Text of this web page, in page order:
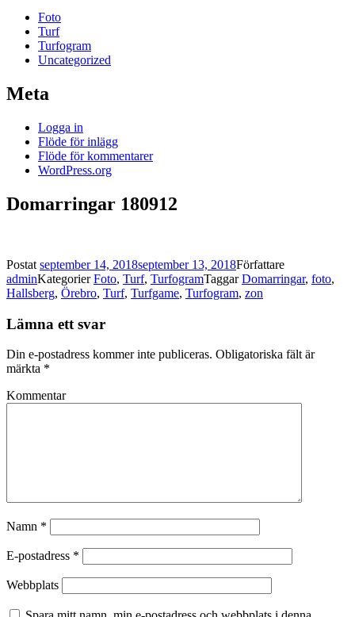
Foto
Turf
Turfogram
Uncategorized
Meta
Logga in
Flöde för inlägg
Flöde för kommentarer
WordPress.org
Domarringar 180912
Postat september 14, 2018september 13, 2018Författare
adminKategorierFoto, Turf, TurfogramTaggarDomarringar, foto,
Hallsberg, Örebro, Turf, Turfgame, Turfogram, zon
Lämna ett svar
Din e-postadress kommer inte publiceras. Obligatoriska fält är
märkta *
Kommentar
Namn *
E-postadress *
Webbplats